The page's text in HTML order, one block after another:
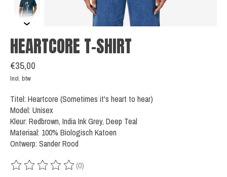
HEARTCORE T-SHIRT
€35,00
Incl. btw
Titel: Heartcore (Sometimes it's heart to hear)
Model: Unisex
Kleur: Redbrown, India Ink Grey, Deep Teal
Materiaal: 100% Biologisch Katoen
Ontwerp: Sander Rood
De beoordeling van dit product is
(0)